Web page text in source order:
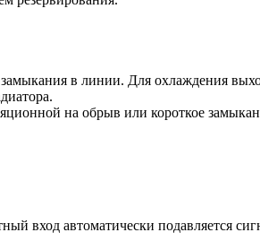
в линии. Для охлаждения
на обрыв или короткое
вход автоматически подавляется